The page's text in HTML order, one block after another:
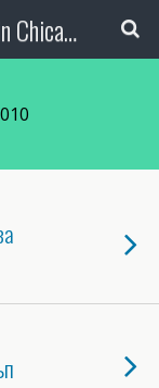
The Bulgarian Media Portal in Chicago